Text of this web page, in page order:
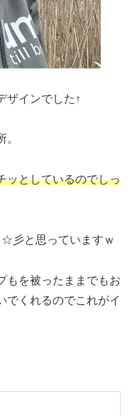
ザインでした↑
ッとしているのでしっ
彡と思っていますｗ
もを被ったままでもお
でくれるのでこれがイ